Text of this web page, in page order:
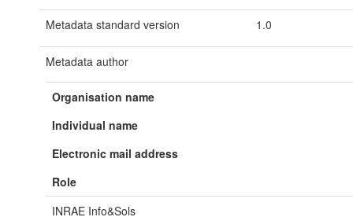
Metadata standard version 1.0
Metadata author
Organisation name
Individual name
Electronic mail address
Role
INRAE Info&Sols